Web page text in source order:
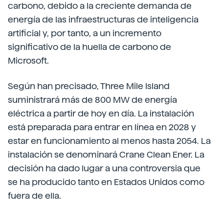
carbono, debido a la creciente demanda de
energía de las infraestructuras de inteligencia
artificial y, por tanto, a un incremento
significativo de la huella de carbono de
Microsoft.
Según han precisado, Three Mile Island
suministrará más de 800 MW de energía
eléctrica a partir de hoy en día. La instalación
está preparada para entrar en línea en 2028 y
estar en funcionamiento al menos hasta 2054. La
instalación se denominará Crane Clean Ener. La
decisión ha dado lugar a una controversia que
se ha producido tanto en Estados Unidos como
fuera de ella.